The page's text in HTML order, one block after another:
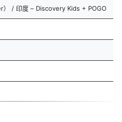
/ 印度 – Discovery Kids + POGO